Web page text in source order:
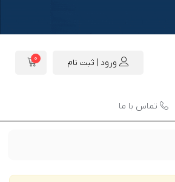
ورود | ثبت نام 0
تماس با ما